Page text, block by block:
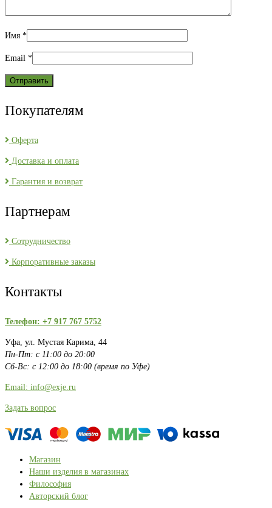
Имя *
Email *
Покупателям
Оферта
Доставка и оплата
Гарантия и возврат
Партнерам
Сотрудничество
Корпоративные заказы
Контакты
Телефон: +7 917 767 5752
Уфа, ул. Мустая Карима, 44
Пн-Пт: с 11:00 до 20:00
Сб-Вс: с 12:00 до 18:00 (время по Уфе)
Email: info@exje.ru
Задать вопрос
Магазин
Наши изделия в магазинах
Философия
Авторский блог